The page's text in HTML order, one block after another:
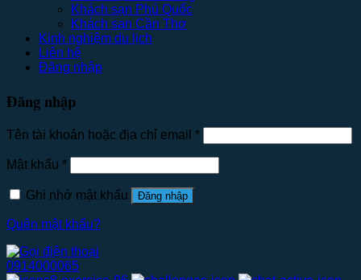
Khách sạn Phú Quốc
Khách sạn Cần Thơ
Kinh nghiệm du lịch
Liên hệ
Đăng nhập
Đăng nhập
Tên tài khoản hoặc địa chỉ email *
Mật khẩu *
Ghi nhớ mật khẩu Đăng nhập
Quên mật khẩu?
0914000065